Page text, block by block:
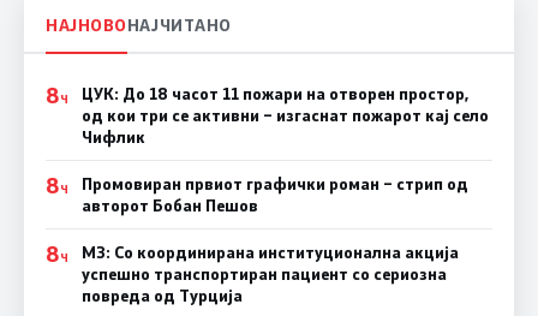
НАЈНОВОНАЈЧИТАНО
8Ч
ЦУК: До 18 часот 11 пожари на отворен простор,
од кои три се активни – изгаснат пожарот кај село
Чифлик
8Ч
Промовиран првиот графички роман – стрип од
авторот Бобан Пешов
8Ч
МЗ: Со координирана институционална акција
успешно транспортиран пациент со сериозна
повреда од Турција